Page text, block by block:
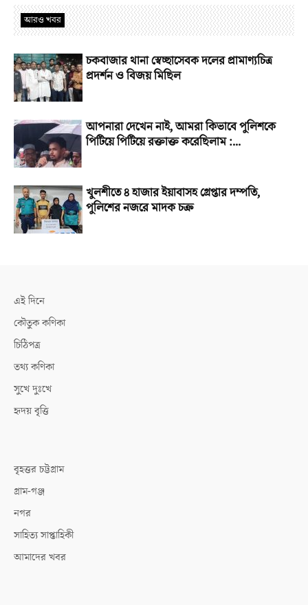
আরও খবর
চকবাজার থানা স্বেচ্ছাসেবক দলের প্রামাণ্যচিত্র
প্রদর্শন ও বিজয় মিছিল
আপনারা দেখেন নাই, আমরা কিভাবে পুলিশকে
পিটিয়ে পিটিয়ে রক্তাক্ত করেছিলাম :...
খুলশীতে ৪ হাজার ইয়াবাসহ গ্রেপ্তার দম্পতি,
পুলিশের নজরে মাদক চক্র
এই দিনে
কৌতুক কণিকা
চিঠিপত্র
তথ্য কণিকা
সুখে দুঃখে
হৃদয় বৃত্তি
বৃহত্তর চট্টগ্রাম
গ্রাম-গঞ্জ
নগর
সাহিত্য সাপ্তাহিকী
আমাদের খবর